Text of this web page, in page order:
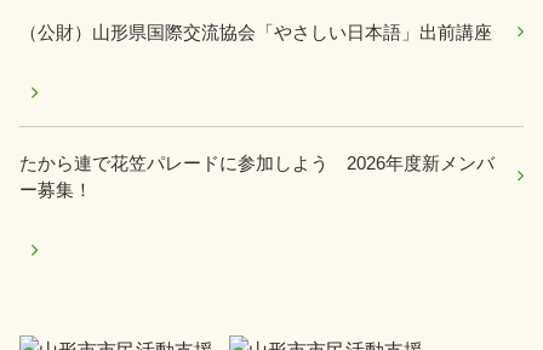
（公財）山形県国際交流協会「やさしい日本語」出前講座
たから連で花笠パレードに参加しよう 2026年度新メンバ
ー募集！